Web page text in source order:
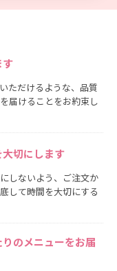
す
ただけるような、品質
届けることをお約束し
切にします
しないよう、ご注文か
して時間を大切にする
のメニューをお届